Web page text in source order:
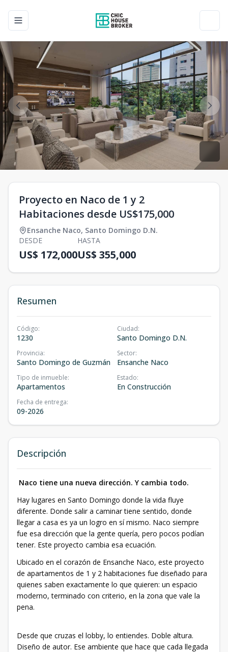
Toggle navigation menu
Proyecto en Naco de 1 y 2
Habitaciones desde US$175,000
Ensanche Naco, Santo Domingo D.N.
DESDE
US$ 172,000
HASTA
US$ 355,000
Resumen
Código:
1230
Ciudad:
Santo Domingo D.N.
Provincia:
Santo Domingo de Guzmán
Sector:
Ensanche Naco
Tipo de inmueble:
Apartamentos
Estado:
En Construcción
Fecha de entrega:
09-2026
Descripción
Naco tiene una nueva dirección. Y cambia todo.
Hay lugares en Santo Domingo donde la vida fluye
diferente. Donde salir a caminar tiene sentido, donde
llegar a casa es ya un logro en sí mismo. Naco siempre
fue esa dirección que la gente quería, pero pocos podían
tener. Este proyecto cambia esa ecuación.
Ubicado en el corazón de Ensanche Naco, este proyecto
de apartamentos de 1 y 2 habitaciones fue diseñado para
quienes saben exactamente lo que quieren: un espacio
moderno, terminado con criterio, en la zona que vale la
pena.
Desde que cruzas el lobby, lo entiendes. Doble altura.
Diseño de autor. Ese ambiente que hace que cada llegada